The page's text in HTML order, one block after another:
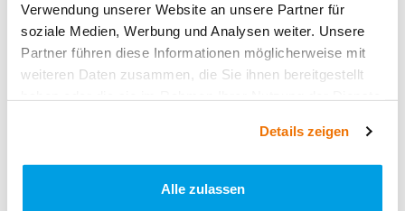
Verwendung unserer Website an unsere Partner für
soziale Medien, Werbung und Analysen weiter. Unsere
Partner führen diese Informationen möglicherweise mit
weiteren Daten zusammen, die Sie ihnen bereitgestellt
Details zeigen
Alle zulassen